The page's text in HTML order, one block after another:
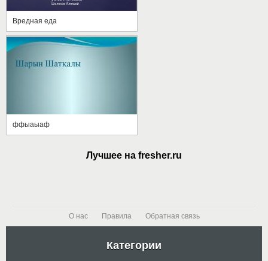
Вредная еда
ффыаыаф
Лучшее на fresher.ru
О нас Правила Обратная связь
Категории